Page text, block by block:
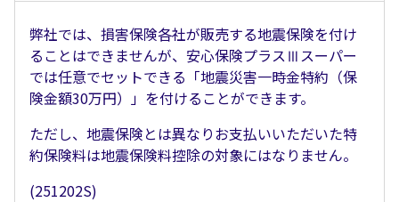
弊社では、損害保険各社が販売する地震保険を付け
ることはできませんが、安心保険プラスⅢスーパー
では任意でセットできる「地震災害一時金特約（保
険金額30万円）」を付けることができます。
ただし、地震保険とは異なりお支払いいただいた特
約保険料は地震保険料控除の対象にはなりません。
(251202S)